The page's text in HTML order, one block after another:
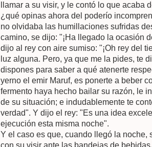
llamar a su visir, y le contó lo que acaba
¿qué opinas ahora del poderío
no olvidaba las humillaciones sufridas
camino, se dijo: "¡Ha llegado la ocasión
dijo al rey con aire sumiso: "¡Oh rey del
luz alguna. Pero, ya que me la pides, te
dispones para saber a qué atenerte
yerno el emir Maruf, es ponerte a beber
fermento haya hecho bailar su razón, le
de su situación; e indudablemente te
verdad". Y dijo el rey: "Es una idea
ejecución esta misma noche".
Y el caso es que, cuando llegó la noche,
con su visir ante las bandejas de